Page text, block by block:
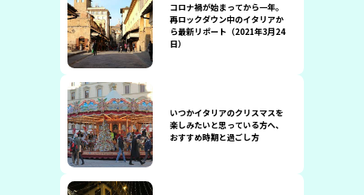
コロナ禍が始まってから一年。
再ロックダウン中のイタリアか
ら最新リポート（2021年3月24
日）
いつかイタリアのクリスマスを
楽しみたいと思っている方へ、
おすすめ時期と過ごし方